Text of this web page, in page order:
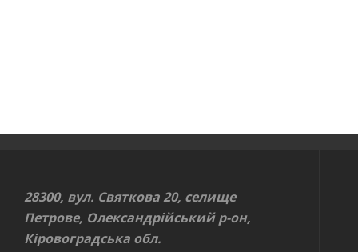
28300, вул. Святкова 20, селище
Петрове, Олександрійський р-он,
Кіровоградська обл.